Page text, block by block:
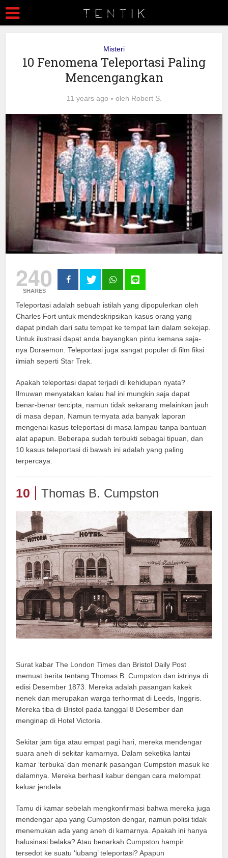
Misteri
10 Fenomena Teleportasi Paling
Mencengangkan
11 years ago oleh Robert S.
240
SHARES
Teleportasi adalah sebuah istilah yang dipopulerkan oleh
Charles Fort untuk mendeskripsikan kasus orang yang
dapat pindah dari satu tempat ke tempat lain dalam sekejap.
Untuk ilustrasi dapat anda bayangkan pintu kemana saja-
nya Doraemon. Teleportasi juga sangat populer di film fiksi
ilmiah seperti Star Trek.
Apakah teleportasi dapat terjadi di kehidupan nyata?
Ilmuwan menyatakan kalau hal ini mungkin saja dapat
benar-benar tercipta, namun tidak sekarang melainkan jauh
di masa depan. Namun ternyata ada banyak laporan
mengenai kasus teleportasi di masa lampau tanpa bantuan
alat apapun. Beberapa sudah terbukti sebagai tipuan, dan
10 kasus teleportasi di bawah ini adalah yang paling
terpercaya.
10 Thomas B. Cumpston
Surat kabar The London Times dan Bristol Daily Post
memuat berita tentang Thomas B. Cumpston dan istrinya di
edisi Desember 1873. Mereka adalah pasangan kakek
nenek dan merupakan warga terhormat di Leeds, Inggris.
Mereka tiba di Bristol pada tanggal 8 Desember dan
menginap di Hotel Victoria.
Sekitar jam tiga atau empat pagi hari, mereka mendengar
suara aneh di sekitar kamarnya. Dalam seketika lantai
kamar ‘terbuka’ dan menarik pasangan Cumpston masuk ke
dalamnya. Mereka berhasil kabur dengan cara melompat
keluar jendela.
Tamu di kamar sebelah mengkonfirmasi bahwa mereka juga
mendengar apa yang Cumpston dengar, namun polisi tidak
menemukan ada yang aneh di kamarnya. Apakah ini hanya
halusinasi belaka? Atau benarkah Cumpston hampir
tersedot ke suatu ‘lubang’ teleportasi? Apapun